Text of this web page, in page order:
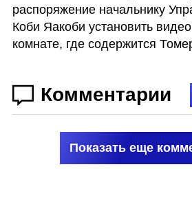
распоряжение начальнику
Коби Яакоби установить
комнате, где содержится
Комментарии
Показать еще